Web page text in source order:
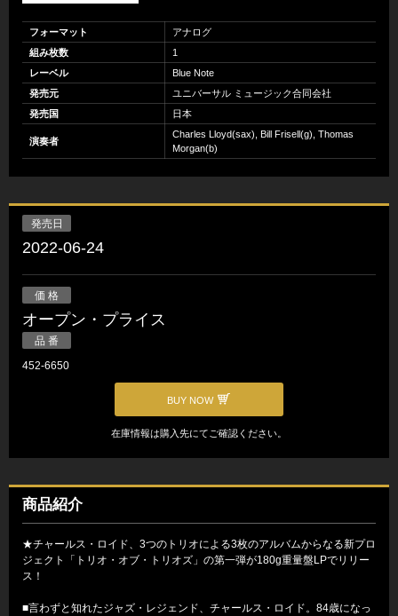
フォーマット
アナログ
組み枚数
1
レーベル
Blue Note
発売元
ユニバーサル ミュージック合同会社
発売国
日本
演奏者
Charles Lloyd(sax), Bill Frisell(g), Thomas
Morgan(b)
発売日
2022-06-24
価 格
オープン・プライス
品 番
452-6650
BUY NOW
在庫情報は購入先にてご確認ください。
商品紹介
★チャールス・ロイド、3つのトリオによる3枚のアルバムからなる新プロ
ジェクト「トリオ・オブ・トリオズ」の第一弾が180g重量盤LPでリリー
ス！
■言わずと知れたジャズ・レジェンド、チャールス・ロイド。84歳になっ